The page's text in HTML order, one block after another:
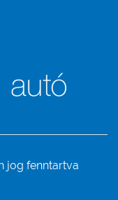
jog fenntartva